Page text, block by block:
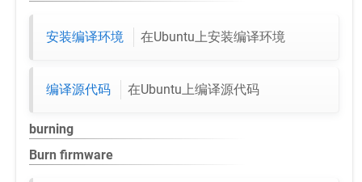
安装编译环境 在Ubuntu上安装编译环境
编译源代码 在Ubuntu上编译源代码
burning
Burn firmware